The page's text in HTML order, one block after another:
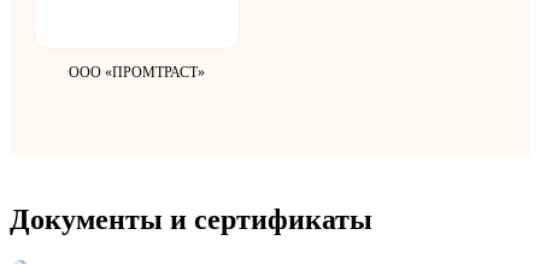
ООО «ПРОМТРАСТ»
Документы и сертификаты